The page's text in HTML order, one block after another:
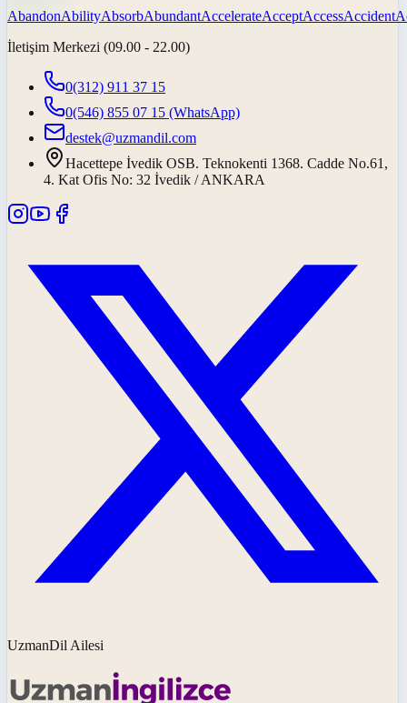
AbandonAbilityAbsorbAbundantAccelerateAcceptAccessAccident
İletişim Merkezi (09.00 - 22.00)
0(312) 911 37 15
0(546) 855 07 15 (WhatsApp)
destek@uzmandil.com
Hacettepe İvedik OSB. Teknokenti 1368. Cadde No.61,
4. Kat Ofis No: 32 İvedik / ANKARA
UzmanDil Ailesi